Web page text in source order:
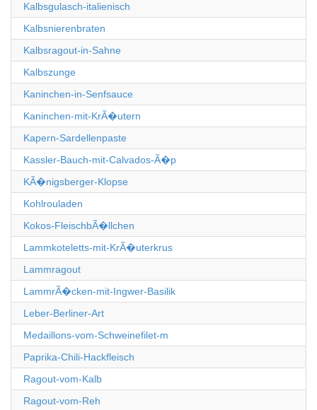
Kalbsgulasch-italienisch
Kalbsnierenbraten
Kalbsragout-in-Sahne
Kalbszunge
Kaninchen-in-Senfsauce
Kaninchen-mit-KrÃ�utern
Kapern-Sardellenpaste
Kassler-Bauch-mit-Calvados-Ã�p
KÃ�nigsberger-Klopse
Kohlrouladen
Kokos-FleischbÃ�llchen
Lammkoteletts-mit-KrÃ�uterkrus
Lammragout
LammrÃ�cken-mit-Ingwer-Basilik
Leber-Berliner-Art
Medaillons-vom-Schweinefilet-m
Paprika-Chili-Hackfleisch
Ragout-vom-Kalb
Ragout-vom-Reh